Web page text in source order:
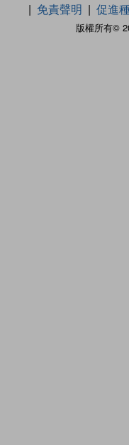
版權所有©
免責聲明
促進